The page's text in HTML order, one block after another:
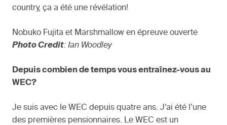
country, ça a été une révélation!
Nobuko Fujita et Marshmallow en épreuve ouverte
Photo Credit: Ian Woodley
Depuis combien de temps vous entraînez-vous au
WEC?
Je suis avec le WEC depuis quatre ans. J’ai été l’une
des premières pensionnaires. Le WEC est un